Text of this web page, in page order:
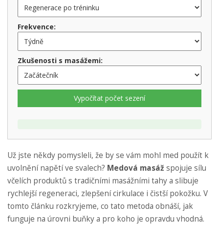
Frekvence:
Zkušenosti s masážemi:
Vypočítat počet sezení
Už jste někdy pomysleli, že by se vám mohl med použít k
uvolnění napětí ve svalech? Medová masáž spojuje sílu
včelích produktů s tradičními masážními tahy a slibuje
rychlejší regeneraci, zlepšení cirkulace i čistší pokožku. V
tomto článku rozkryjeme, co tato metoda obnáší, jak
funguje na úrovni buňky a pro koho je opravdu vhodná.